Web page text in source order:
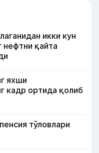
икки кун
нефтни қайта
яхши
кадр ортида қолиб
тўловлари